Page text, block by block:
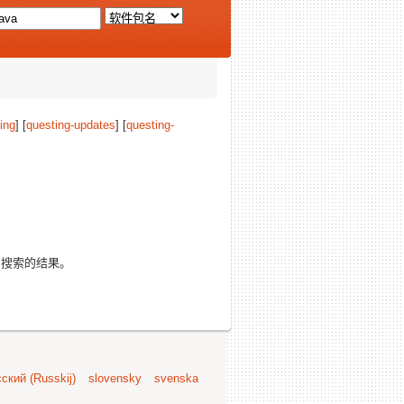
] [questing-updates] [questing-
索的结果。
(Russkij) slovensky svenska